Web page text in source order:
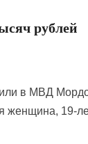
рублей
в МВД
женщина, 19-